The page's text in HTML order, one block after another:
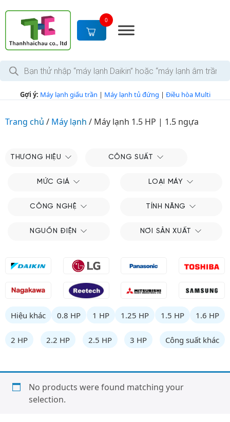
c
0
T
m
i Gợi ý: Máy lạnh giấu trần | Máy lạnh tủ đứng | Điều hòa Multi
Trang chủ / Máy lạnh / Máy lạnh 1.5 HP | 1.5 ngựa
THƯƠNG HIỆU CÔNG SUẤT
MỨC GIÁ LOẠI MÁY
CÔNG NGHỆ TÍNH NĂNG
NGUỒN ĐIỆN NƠI SẢN XUẤT
Hiệu khác 0.8 HP 1 HP 1.25 HP 1.5 HP 1.6 HP
2 HP 2.2 HP 2.5 HP 3 HP Công suất khác
No products were found matching your
selection.